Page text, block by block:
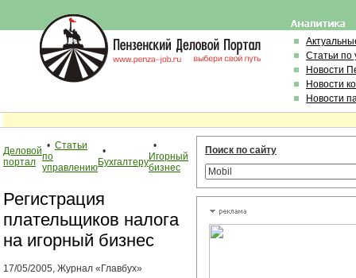
Статьи по
Новости
Новости
Новости
Деловой
портал
• Статьи
по
управлению
•
Бухгалтеру
•
Игорный
бизнес
Регистрация
плательщиков налога
на игорный бизнес
17/05/2005, Журнал «Главбух»
Поиск по сайту